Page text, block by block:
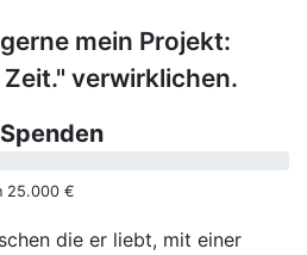
mein Projekt:
verwirklichen.
25.000 €
die er liebt, mit einer